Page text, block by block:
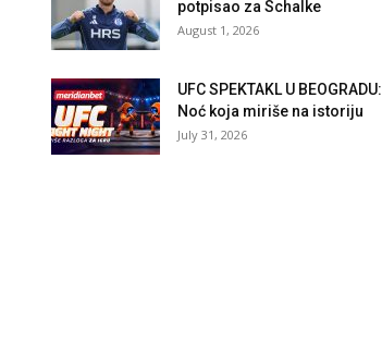
potpisao za Schalke
August 1, 2026
UFC SPEKTAKL U BEOGRADU:
Noć koja miriše na istoriju
July 31, 2026